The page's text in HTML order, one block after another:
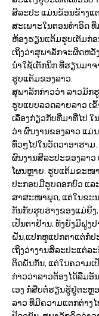
ສິລະປະ ແມ່ນຂ້ອນຂ້າງແ
ສະເພາະໃນຕອນທຳອິດ
ຫ້ອງຮຽນແຕ້ມຮູບເຕັມກ່
ເຖິງວ່າສຸພາລັກຈະຜິດຫວັ
ນຳໃຊ້ເຕັກນິກ ທີ່ຮຽນມາ
ຮູບແຕ້ມຂອງລາວ.
ສຸພາລັກກ່າວວ່າ ລາວມັກ
ຮູບແບບລວດລາຍລາວ ເ
ເລື່ອງກ່ຽວກັບທີ່ມາທີ່ໄປ
ວ່າ ຜົນງານຂອງລາວ ແ
ທົ່ວໆໄປໃນວັດວາອາຮາມ.
ຜົນງານສິລະປະຂອງລາວ
ໂຜນຫຼາຍ. ຮູບແຕ້ມຂະໜ
ປະກອບມີຮູບດອກບົວ ແລ
ສາສະໜາພຸດ, ແຕ່ໃນຂະ
ກັນກັບຮູບຮ່າງຂອງແມ່ຍິ
ເປັນຕາຢ້ານ, ທັງຍັງມີຝູງ
ຝັນ,ແປກຫູແປກຕາແຕ່ກໍ່ປ
ເຖິງວ່າງານສິລະປະແຕ່ລ
ຕິດພັນກັນ, ແຕ່ໃນຄວາມເ
ກ່າວວ່າລາວຕ້ອງໄດ້ລືມ
ເອງ ກໍ່ສືບຕໍ່ຮຽນຮູ້ຢູ່ຕະຫຼ
ລາວ ທີ່ມີຄວາມແຕກຕ່າງໄ